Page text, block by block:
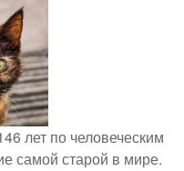
лет по человеческим
самой старой в мире.